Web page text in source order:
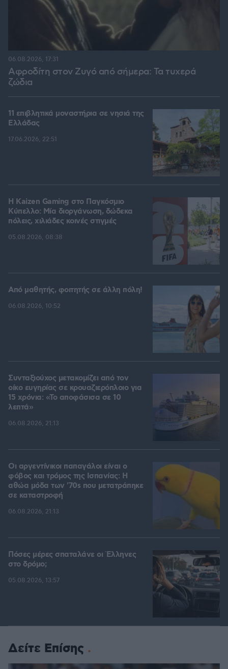
Αφροδίτη στον Ζυγό από σήμερα: Τα τυχερά
ζώδια
06.08.2026, 17:31
11 επιβλητικά μοναστήρια σε νησιά της
Ελλάδας
17.06.2026, 22:51
H Kaizen Gaming στο Παγκόσμιο
Kύπελλο: Μία διοργάνωση, δώδεκα
πόλεις, χιλιάδες κοινές στιγμές
05.08.2026, 08:38
Από μαθητής, φοιτητής σε άλλη πόλη!
06.08.2026, 10:52
Συνταξιούχος μετακομίζει από τον
οίκο ευγηρίας σε κρουαζιερόπλοιο για
15 χρόνια: «Το αποφάσισα σε 10
λεπτά»
06.08.2026, 21:13
Οι αργεντίνικοι παπαγάλοι είναι ο
φόβος και τρόμος της Ισπανίας: Η
αθώα μόδα των '70s που μετατράπηκε
σε καταστροφή
06.08.2026, 21:13
Πόσες μέρες σπαταλάνε οι Έλληνες
στο δρόμο;
05.08.2026, 13:57
Δείτε Επίσης